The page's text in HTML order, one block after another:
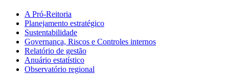
A Pró-Reitoria
Planejamento estratégico
Sustentabilidade
Governança, Riscos e Controles internos
Relatório de gestão
Anuário estatístico
Observatório regional